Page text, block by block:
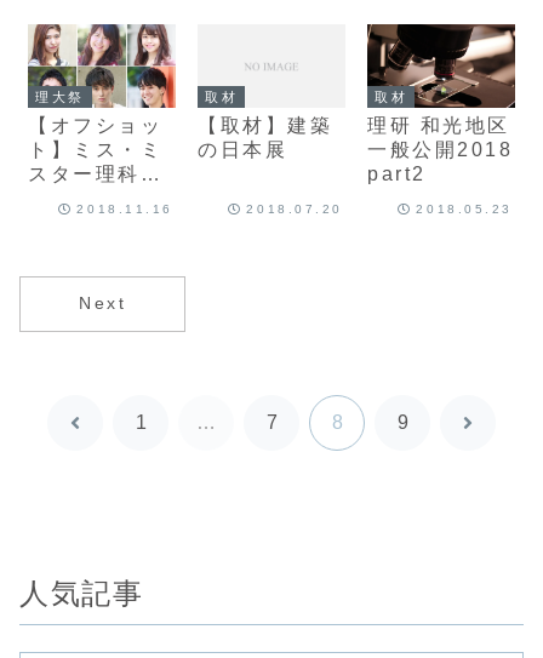
6)
理大祭
【オフショッ
ト】ミス・ミ
スター理科大
2018.11.16
取材
【取材】建築
の日本展
2018.07.20
取材
理研 和光地区
一般公開2018
part2
2018.05.23
Next
前
1 … 7 8 9
次
人気記事